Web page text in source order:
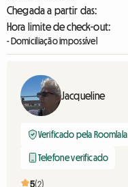
Chegada a partir das:
Hora limite de check-out:
- Domiciliação impossível
Jacqueline
Verificado pela Roomlala
Telefone verificado
5(2)